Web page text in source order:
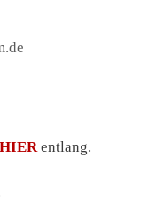
HIERentlang.